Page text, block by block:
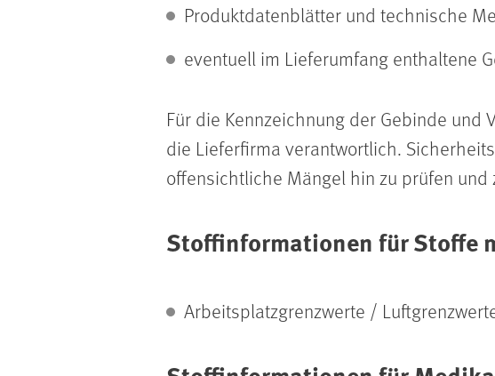
Produktdatenblätter und technische
eventuell im Lieferumfang enthaltene
Für die Kennzeichnung der Gebinde
die Lieferfirma verantwortlich.
offensichtliche Mängel hin zu prüfen und
Stoffinformationen für Stoffe
Arbeitsplatzgrenzwerte /